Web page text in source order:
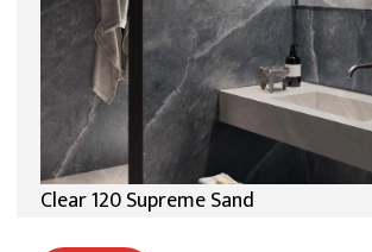
Clear 120 Supreme Sand